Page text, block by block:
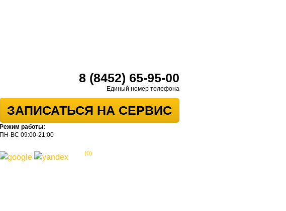
8 (8452) 65-95-00
Единый номер телефона
ЗАПИСАТЬСЯ НА СЕРВИС
Режим работы:
ПН-ВС 09:00-21:00
(0)